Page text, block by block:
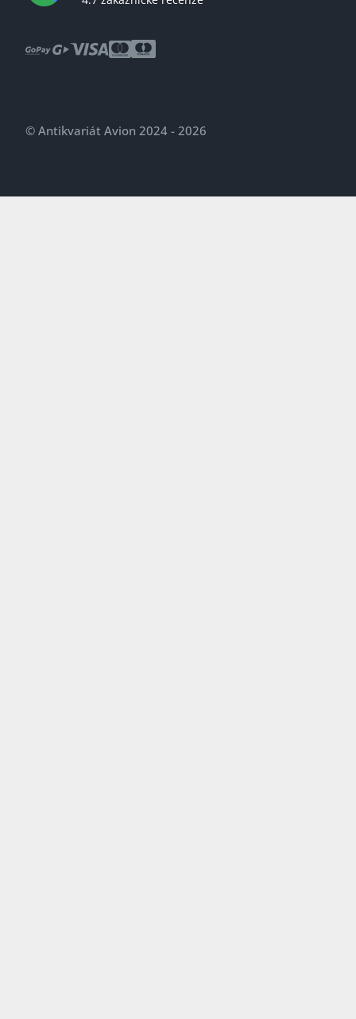
© Antikvariát Avion 2024 - 2026